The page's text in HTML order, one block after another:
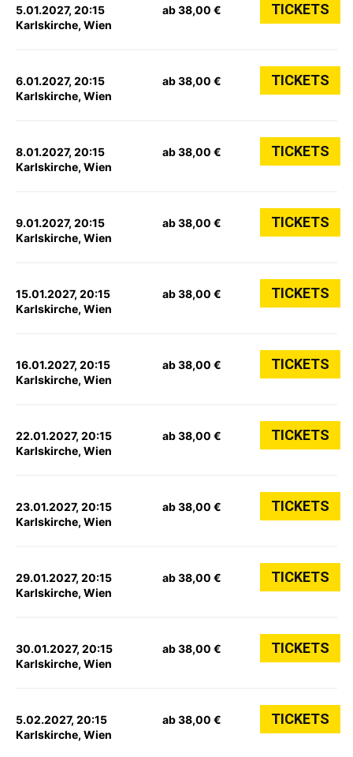
5.01.2027, 20:15
Karlskirche, Wien
ab 38,00 € TICKETS
6.01.2027, 20:15
Karlskirche, Wien
ab 38,00 € TICKETS
8.01.2027, 20:15
Karlskirche, Wien
ab 38,00 € TICKETS
9.01.2027, 20:15
Karlskirche, Wien
ab 38,00 € TICKETS
15.01.2027, 20:15
Karlskirche, Wien
ab 38,00 € TICKETS
16.01.2027, 20:15
Karlskirche, Wien
ab 38,00 € TICKETS
22.01.2027, 20:15
Karlskirche, Wien
ab 38,00 € TICKETS
23.01.2027, 20:15
Karlskirche, Wien
ab 38,00 € TICKETS
29.01.2027, 20:15
Karlskirche, Wien
ab 38,00 € TICKETS
30.01.2027, 20:15
Karlskirche, Wien
ab 38,00 € TICKETS
5.02.2027, 20:15
Karlskirche, Wien
ab 38,00 € TICKETS